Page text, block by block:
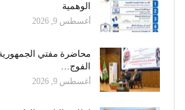
الوهمية
أغسطس 9, 2026
محاضرة مفتي
الفوج…
أغسطس 9, 2026